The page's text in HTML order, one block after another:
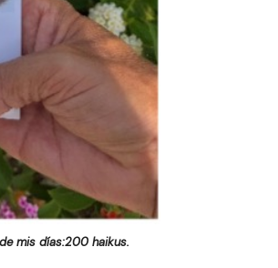
mis días:200 haikus.